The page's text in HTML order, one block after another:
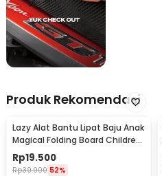
Produk Rekomendasi
Lazy Alat Bantu Lipat Baju Anak
Magical Folding Board Children
Cloth - 002
Rp19.500
Rp39.900 52%